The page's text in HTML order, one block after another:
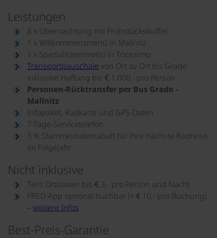
Leistungen
8 x Übernachtung mit Frühstücksbuffet
1 x Willkommensmenü in Mallnitz
1 x Spezialitätenmenü in Tricesimo
Transportpauschale von Ort zu Ort bis Grado
inklusive Haftung bis € 1.000,- pro Person
Personen-Rücktransfer per Bus Grado -
Mallnitz
Infopaket, Radkarte und GPS-Daten
7-Tage-Servicetelefon
3 % Stammkundenrabatt für Ihre nächste Radreise
im Folgejahr
Nicht inklusive
Teils Ortstaxen bis € 3,- pro Person und Nacht
FRED-App optional buchbar (+ € 10,- pro Buchung)
– weitere Infos
Best-Preis-Garantie